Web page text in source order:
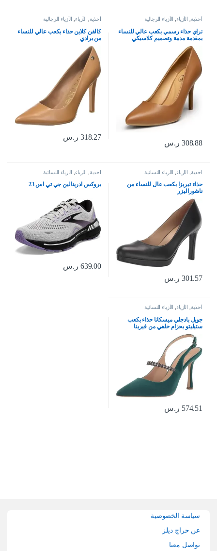
أحذية, الأزياء, الأزياء الرجالية
تراي حذاء رسمي بكعب عالي للنساء
بمقدمة مدببة وتصميم كلاسيكي
مناسب للمكتب
308.88 ر.س
أحذية, الأزياء, الأزياء الرجالية
كالفن كلاين حذاء بكعب عالي للنساء
من برادي
318.27 ر.س
أحذية الأزياء الأزياء النسائية
حذاء تيريزا بكعب عال للنساء من
ناشوراليزر
301.57 ر.س
أحذية الأزياء الأزياء النسائية
بروكس ادرينالين جي تي اس 23
639.00 ر.س
أحذية الأزياء الأزياء النسائية
جويل بادجلي ميسكانا حذاء بكعب
ستيليتو بحزام خلفي من فيرينا
574.51 ر.س
سياسة الخصوصية
عن حراج ديلز
تواصل معنا